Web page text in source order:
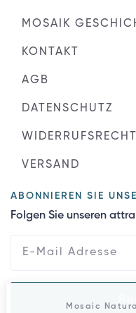
MOSAIK
KONTAKT
AGB
DATENSCHUTZ
WIDERRUFSRECHT
VERSAND
ABONNIEREN SIE
Folgen Sie unseren
Mosaic